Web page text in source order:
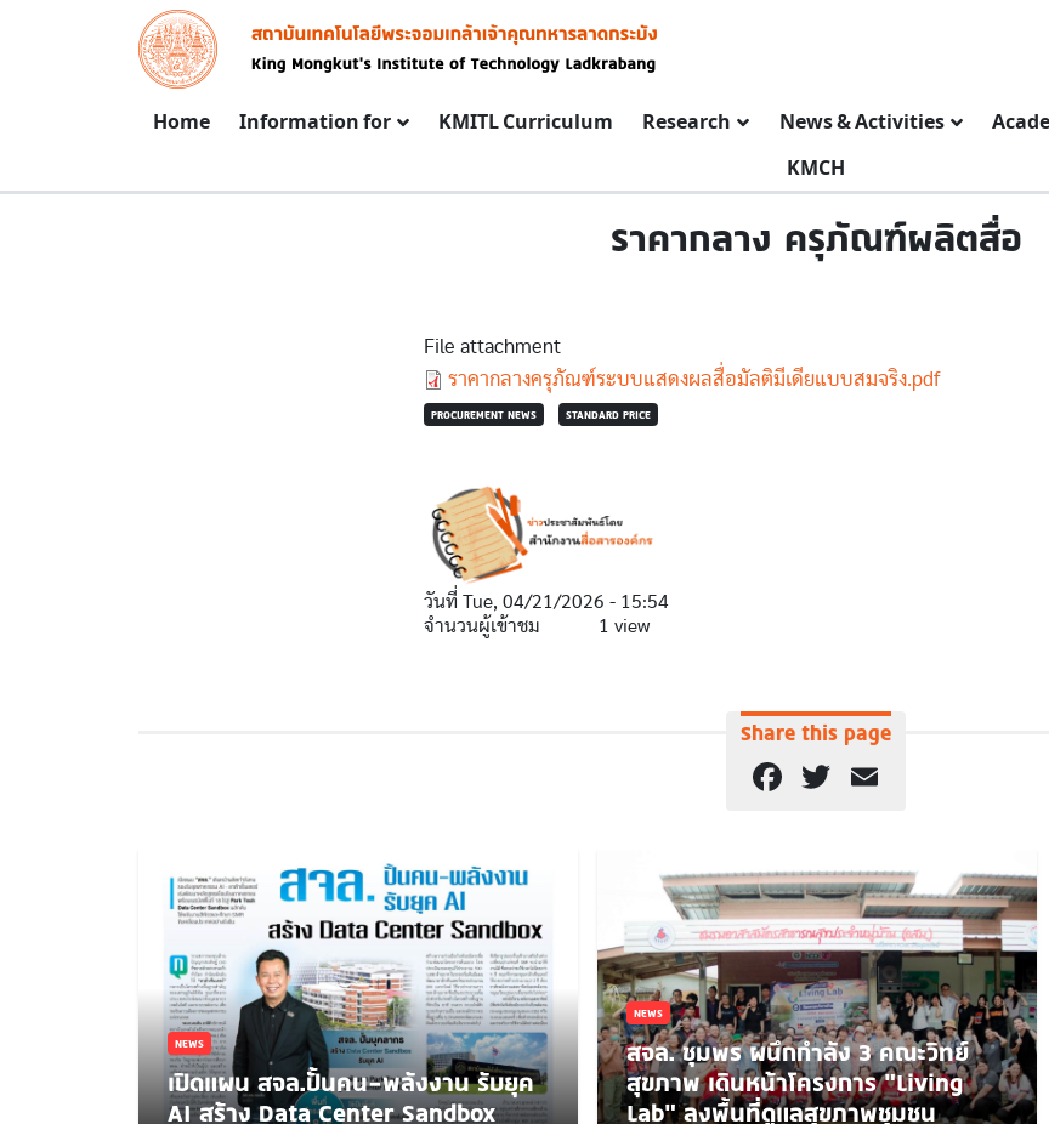
Skip to main content
Image
Main navigation
Home Information for KMITL Curriculum Research News & Activities
KMCH
ราคากลาง ครุภัณฑ์ผลิตสื่อ
File attachment
Document
ราคากลางครุภัณฑ์ระบบแสดงผลสื่อมัลติมีเดียแบบสมจริง.pdf
PROCUREMENT NEWS STANDARD PRICE
วันที่Tue, 04/21/2026 - 15:54
จำนวนผู้เข้าชม
1 view
Share this page
Facebook
Twitter
NEWS
เปิดแผน สจล.ปั้นคน-พลังงาน รับยุค
AI สร้าง Data Center Sandbox
NEWS
สจล. ชุมพร ผนึกกำลัง 3 คณะวิทย์
สุขภาพ เดินหน้าโครงการ “Living
Lab” ลงพื้นที่ดูแลสุขภาพชุมชน